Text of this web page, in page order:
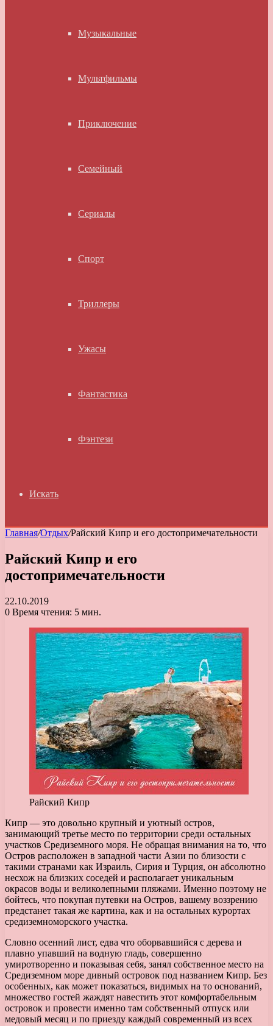
Музыкальные
Мультфильмы
Приключение
Семейный
Сериалы
Спорт
Триллеры
Ужасы
Фантастика
Фэнтези
Искать
Главная/Отдых/Райский Кипр и его достопримечательности
Райский Кипр и его
достопримечательности
22.10.2019
0 Время чтения: 5 мин.
Райский Кипр
Кипр — это довольно крупный и уютный остров,
занимающий третье место по территории среди остальных
участков Средиземного моря. Не обращая внимания на то, что
Остров расположен в западной части Азии по близости с
такими странами как Израиль, Сирия и Турция, он абсолютно
несхож на близких соседей и располагает уникальным
окрасов воды и великолепными пляжами. Именно поэтому не
бойтесь, что покупая путевки на Остров, вашему воззрению
предстанет такая же картина, как и на остальных курортах
средиземноморского участка.
Словно осенний лист, едва что оборвавшийся с дерева и
плавно упавший на водную гладь, совершенно
умиротворенно и показывая себя, занял собственное место на
Средиземном море дивный островок под названием Кипр. Без
особенных, как может показаться, видимых на то оснований,
множество гостей жаждят навестить этот комфортабельным
островок и провести именно там собственный отпуск или
медовый месяц и по приезду каждый современный из всех